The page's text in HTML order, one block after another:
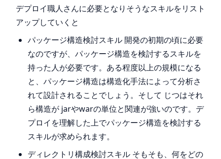
デプロイ職人さんに必要となりそうなスキルをリスト
アップしていくと
パッケージ構造検討スキル 開発の初期の頃に必要
なのですが、パッケージ構造を検討するスキルを
持った人が必要です。ある程度以上の規模になる
と、パッケージ構造は構造化手法によって分析さ
れて設計されることでしょう。そして じつはそれ
ら構造が jarやwarの単位と関連が強いのです。デ
プロイを理解した上でパッケージ構造を検討する
スキルが求められます。
ディレクトリ構成検討スキル そもそも、何をどの